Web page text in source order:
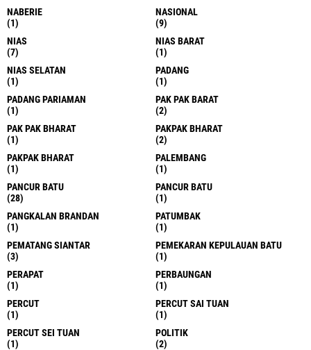
NABERIE
(1)
NASIONAL
(9)
NIAS
(7)
NIAS BARAT
(1)
NIAS SELATAN
(1)
PADANG
(1)
PADANG PARIAMAN
(1)
PAK PAK BARAT
(2)
PAK PAK BHARAT
(1)
PAKPAK BHARAT
(2)
PAKPAK BHARAT
(1)
PALEMBANG
(1)
PANCUR BATU
(28)
PANCUR BATU
(1)
PANGKALAN BRANDAN
(1)
PATUMBAK
(1)
PEMATANG SIANTAR
(3)
PEMEKARAN KEPULAUAN BATU
(1)
PERAPAT
(1)
PERBAUNGAN
(1)
PERCUT
(1)
PERCUT SAI TUAN
(1)
PERCUT SEI TUAN
(1)
POLITIK
(2)